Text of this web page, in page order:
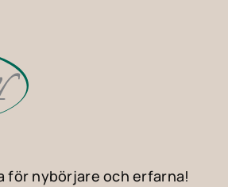
för nybörjare och erfarna!